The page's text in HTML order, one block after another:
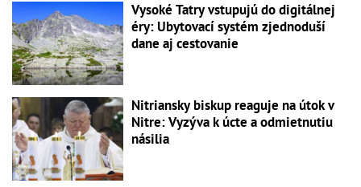
Vysoké Tatry vstupujú do digitálnej
éry: Ubytovací systém zjednoduší
dane aj cestovanie
Nitriansky biskup reaguje na útok v
Nitre: Vyzýva k úcte a odmietnutiu
násilia